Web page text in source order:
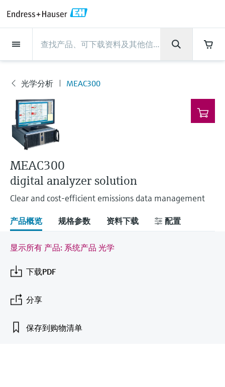
现场仪表
流量
物位测量
液体分析
温度测量
压力测量
系统产品
光学分析
Netilion IIoT
软件
流量
电磁流量计
科里奥利质量流量计
超声波流量计
涡街流量计
热式质量流量计
Differential pressure flow
measurement
物位测量
雷达物位测量
Vibronic point level detection
导波雷达物位测量
超声波物位测量
电容物位测量
静压液位测量
Conductive level measurement
Float switch level measurement
放射线物位测量
阻旋料位开关
液体分析
pH电极和变送器
电导率传感器和变送器
浊度传感器和变送器
氯传感器和变送器
溶解氧传感器和变送器
实验室检测仪表和便携式pH计
全自动水质采样仪
TOC、COD和SAC分析仪
ORP电极和变送器
污泥界面传感器和变送器
温度测量
温度变送器
工业温度计
保护套管
高温型温度计
卫生型温度计
紧凑型温度计
温度开关
表面温度计
线缆式温度计
多点温度计
压力测量
绝压和表压测量
差压测量
选购全部
系统产品
数据管理仪&数据记录仪
过程测控仪
电源和安全栅
WirelessHART解决方案
网关和调制解调器
设备配置用平板电脑
能量管理仪和应用管理仪
浪涌保护器
选购全部
光学分析
TDLAS和QF分析仪
拉曼光谱分析仪
排放监测解决方案
颗粒测量设备
数字分析仪解决方案
过程气体分析仪
空气质量测量装置
烟雾探测器
视距测量仪
超高探测器
Netilion IIoT
Netilion Value
Netilion Health
Netilion Analytics
Netilion Library
Netilion Inventory
Netilion Connect
Netilion Device Viewer
Netilion Water
服务产品
Project and commissioning services
技术支持服务
仪表维护
仪表性能优化服务
View all
Project and commissioning
仪表调试服务
Industrial Project Management
Extended warranty
技术支持服务
远程技术支持
远程资产监控
Process Instrumentation Courses
仪表维护
验证服务
现场仪表校准服务
预防性维护服务
Repair of measuring instruments
仪表性能优化服务
校准报告分析
优化校准间隔时间
动态现场仪表评价和分析服务
行业应用
食品与饮料
水务和环境：保护 —— 节约 —— 提高
石油与天然气：促进能源转型，实
现净零目标
生命科学：创新技术助推卓越运营
化工：深化合作，助推可持续成功
电力与能源
续的未来
公用工程：可靠使用蒸汽
支持
快速获取服务支持！
技术支持中心 —— Endress+Hauser提供全方
位服务，与您相伴前行
下载区
搜索和下载技术手册, 宣传资料, 出版物, 软
学习
学习中心 - 探索Endress+Hauser学习平台上
的指导课程与资源，随时随地提升技能。
活动和培训
根据需要，从培训、研讨会、展会、峰会或
在线研讨会等各种活动中灵活选择。
公司
Endress+Hauser集团
生产中心
集团实力
客户案例
新闻与案例
活动和培训
您的Endress+Hauser职业生涯
Endress+Hauser集团
公司概况
Asia Pacific
财务业绩
集团管理层
发展历程
文化与价值观
可持续发展
关联公司
生产中心
物位和压力测量
Endress+Hauser流量
Endress+Hauser 液体分析
温度+系统产品
Endress+Hauser 数字解决方案
Endress+Hauser 光学分析
Endress+Hauser SICK
集团实力
过程安全性
网络安全性
过程自动化项目流程
My Endress+Hauser
建立电子采购流程，从容应对未来
需求
新闻与案例
新闻与案例总览
所有文章
新闻稿
事实速览
媒体活动
活动和培训
培训
研讨会
展览会
在线研讨会和回放
峰会
线下活动
查找市场活动及培训
您的Endress+Hauser职业生
Explore open positions
在Endress+Hauser工作
更多工作机会
德国耶拿分析仪器公司的工作机会
会
Job opportunities at
Endress+Hauser SICK
表
光学分析 MEAC300
MEAC300
digital analyzer solution
Clear and cost-efficient emissions data management
产品概览 规格参数 资料下载 配置
显示所有 产品: 系统产品 光学
下载PDF
分享
保存到购物清单